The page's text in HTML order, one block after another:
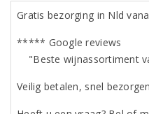
Gratis bezorging in Nld
***** Google reviews
"Beste wijnassortiment
Veilig betalen, snel bezorgen